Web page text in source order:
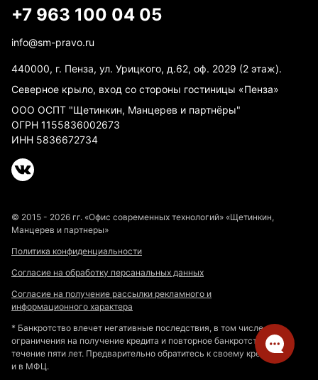
© 2015 - 2026 гг. «Офис современных технологий» «Щетинкин,
Манцерев и партнеры»
Политика конфиденциальности
Согласие на обработку персанальных данных
Согласие на получение рассылки рекламного и
информационного характера
* Банкротство влечет негативные последствия, в том числе
ограничения на получение кредита и повторное банкротство в
течение пяти лет. Предварительно обратитесь к своему кредитору
и в МФЦ.
info@sm-pravo.ru
440000, г. Пенза, ул. Урицкого, д.62, оф. 2029 (2 этаж).
Северное крыло, вход со стороны гостиницы «Пенза»
ООО ОСПТ "Щетинкин, Манцерев и партнёры"
ОГРН 1155836002673
ИНН 5836672734
+7 963 100 04 05